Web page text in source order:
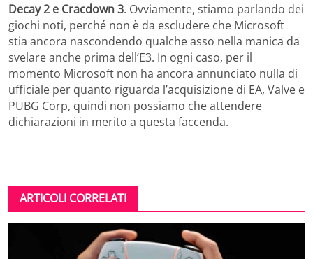
Decay 2 e Cracdown 3. Ovviamente, stiamo parlando dei
giochi noti, perché non è da escludere che Microsoft
stia ancora nascondendo qualche asso nella manica da
svelare anche prima dell’E3. In ogni caso, per il
momento Microsoft non ha ancora annunciato nulla di
ufficiale per quanto riguarda l’acquisizione di EA, Valve e
PUBG Corp, quindi non possiamo che attendere
dichiarazioni in merito a questa faccenda.
ARTICOLI CORRELATI